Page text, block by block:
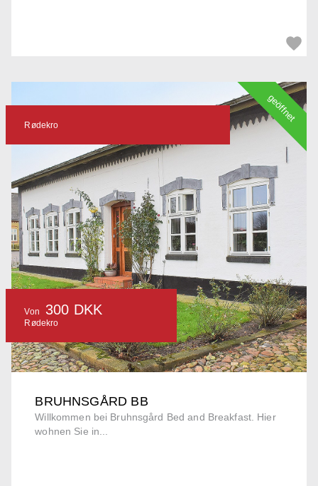
BRUHNSGÅRD BB
Willkommen bei Bruhnsgård Bed and Breakfast. Hier
wohnen Sie in...
Rødekro
Von 300 DKK
Rødekro
geöffnet